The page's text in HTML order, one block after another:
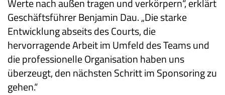
Werte nach außen tragen und verkörpern“, erklärt
Geschäftsführer Benjamin Dau. „Die starke
Entwicklung abseits des Courts, die
hervorragende Arbeit im Umfeld des Teams und
die professionelle Organisation haben uns
überzeugt, den nächsten Schritt im Sponsoring zu
gehen.“